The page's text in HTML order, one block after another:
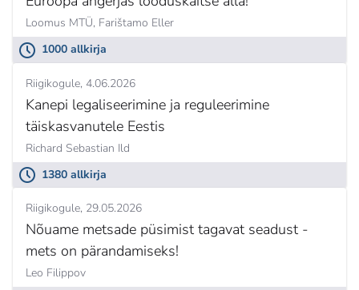
Loomus MTÜ, Farištamo Eller
1000 allkirja
Riigikogule 4.06.2026
Kanepi legaliseerimine ja reguleerimine
täiskasvanutele Eestis
Richard Sebastian Ild
1380 allkirja
Riigikogule 29.05.2026
Nõuame metsade püsimist tagavat seadust -
mets on pärandamiseks!
Leo Filippov